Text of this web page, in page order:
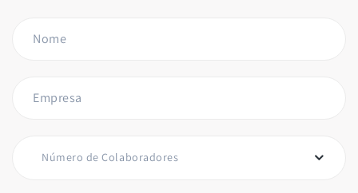
Nome
Empresa
Número de Colaboradores